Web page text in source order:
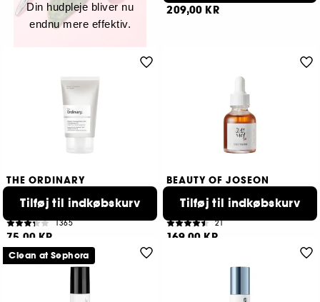
Din hudpleje bliver nu
endnu mere effektiv.
209,00 KR
THE ORDINARY
Vitamin C Suspension 23% +
HA Spheres 2%
Serum
1365
75,00 KR
Tilføj til indkøbskurv
BEAUTY OF JOSEON
Revive Serum: Ginseng +
Snail Mucin
Reparerende anti-age serum
21
169,00 KR
Tilføj til indkøbskurv
Clean at Sephora